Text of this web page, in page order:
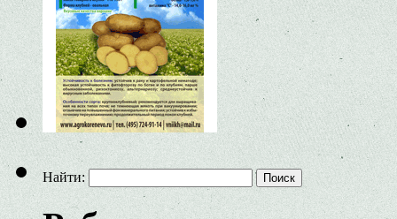
Найти: